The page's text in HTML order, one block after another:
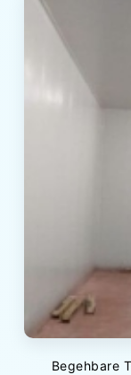
Begehbare